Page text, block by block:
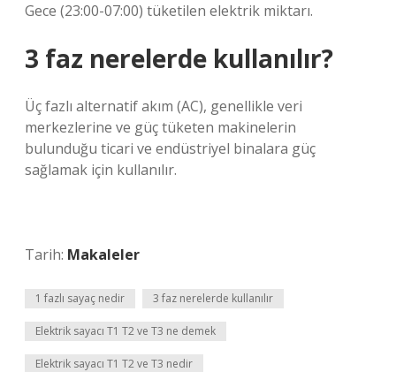
Gece (23:00-07:00) tüketilen elektrik miktarı.
3 faz nerelerde kullanılır?
Üç fazlı alternatif akım (AC), genellikle veri
merkezlerine ve güç tüketen makinelerin
bulunduğu ticari ve endüstriyel binalara güç
sağlamak için kullanılır.
Tarih: Makaleler
1 fazlı sayaç nedir 3 faz nerelerde kullanılır
Elektrik sayacı T1 T2 ve T3 ne demek
Elektrik sayacı T1 T2 ve T3 nedir